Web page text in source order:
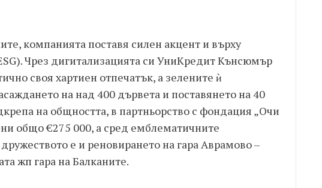
компанията поставя силен акцент и върху
Чрез дигитализацията си УниКредит Кънсюмър
своя хартиен отпечатък, а зелените ѝ
на над 400 дървета и поставянето на 40
на общността, в партньорство с фондация „Очи
общо €275 000, а сред емблематичните
е и реновирането на гара Аврамово –
жп гара на Балканите.